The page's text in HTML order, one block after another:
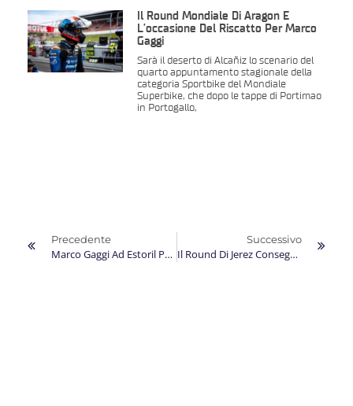
Il Round Mondiale Di Aragon È
L’occasione Del Riscatto Per Marco
Gaggi
Sarà il deserto di Alcañiz lo scenario del
quarto appuntamento stagionale della
categoria Sportbike del Mondiale
Superbike, che dopo le tappe di Portimao
in Portogallo,
Precedente
Marco Gaggi Ad Estoril Per Il Primo Degli Ultimi Due GP Ravvicinati Del Mondiale 2025
Successivo
Il Round Di Jerez Consegna Agli Annali Un Mondiale Dai Due Volti Per Marco Gaggi